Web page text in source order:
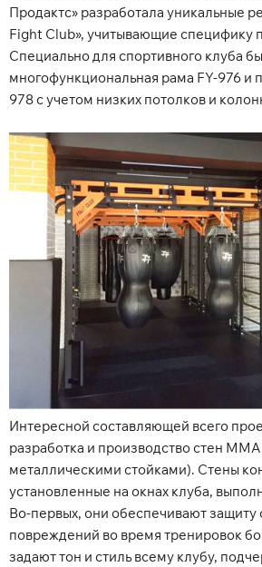
Продактс» разработала уникальные
Fight Club», учитывающие специфику
Специально для спортивного клуба
многофункциональная рама FY-976 и
978 с учетом низких потолков и
Интересной составляющей всего
разработка и производство стен
металлическими стойками). Стены
установленные на окнах клуба,
Во-первых, они обеспечивают защиту
повреждений во время тренировок
задают тон и стиль всему клубу,